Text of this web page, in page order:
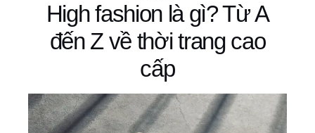
High fashion là gì? Từ A
đến Z về thời trang cao
cấp